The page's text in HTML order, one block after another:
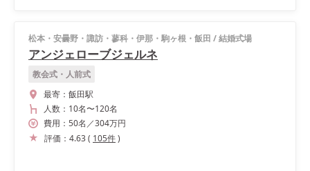
松本・安曇野・諏訪・蓼科・伊那・駒ヶ根・飯田 /結婚式場
アンジェローブジェルネ
教会式・人前式
最寄： 飯田駅
人数： 10名〜120名
費用： 50名 ／304万円
評価： 4.63( 105件)